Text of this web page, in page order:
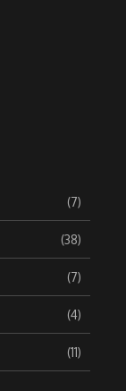
(7)
(38)
(7)
(4)
(11)